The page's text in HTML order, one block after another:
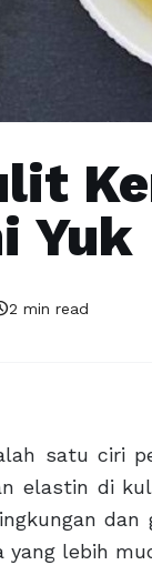
Yuk
2 min read
satu ciri
elastin di
lebih